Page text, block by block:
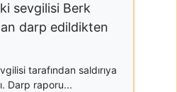
sevgilisi Berk
darp edildikten
tarafından saldırıya
Darp raporu...